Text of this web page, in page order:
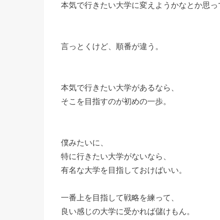
本気で行きたい大学に変えようかなとか思っ
言っとくけど、順番が違う。
本気で行きたい大学があるなら、
そこを目指すのが初めの一歩。
僕みたいに、
特に行きたい大学がないなら、
有名な大学を目指しておけばいい。
一番上を目指して戦略を練って、
良い感じの大学に受かれば儲けもん。